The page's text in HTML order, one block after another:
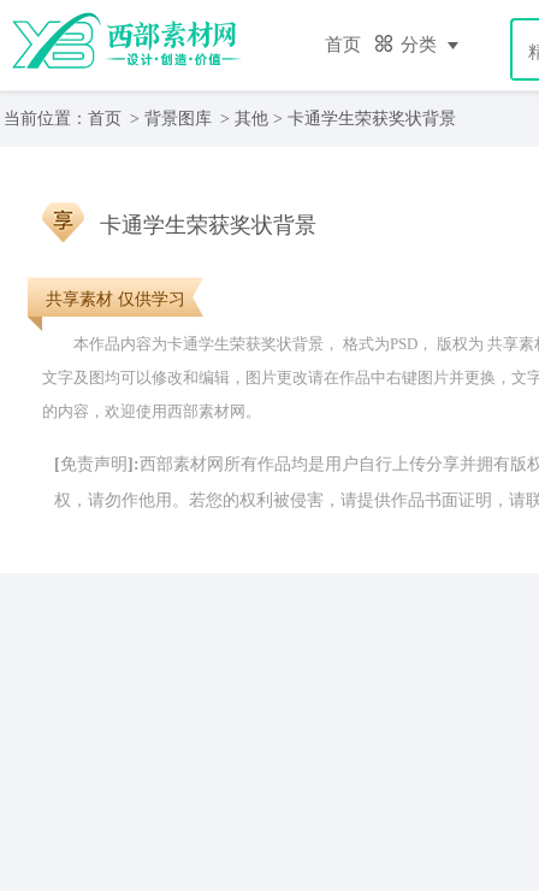
首页 分类
当前位置： 首页 > 背景图库 > 其他 > 卡通学生荣获奖状背景
共享素材 仅供学习
卡通学生荣获奖状背景
本作品内容为卡通学生荣获奖状背景， 格式为PSD， 版权为 共享
文字及图均可以修改和编辑，图片更改请在作品中右键图片并更换，
的内容，欢迎使用西部素材网。
[免责声明]:西部素材网所有作品均是用户自行上传分享并拥有
权，请勿作他用。若您的权利被侵害，请提供作品书面证明，请